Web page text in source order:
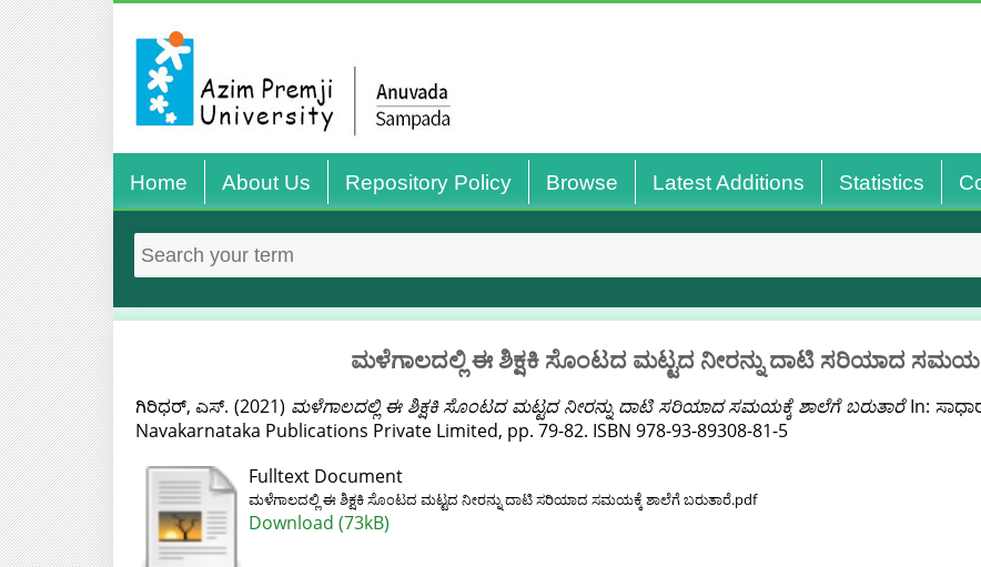
Home About Us Repository Policy Browse Latest Additions Statistics
ಮಳೆಗಾಲದಲ್ಲಿ ಈ ಶಿಕ್ಷಕಿ ಸೊಂಟದ ಮಟ್ಟದ ನೀರನ್ನು ದಾಟಿ ಸರಿಯಾದ
ಗಿರಿಧರ್, ಎಸ್. (2021) ಮಳೆಗಾಲದಲ್ಲಿ ಈ ಶಿಕ್ಷಕಿ ಸೊಂಟದ ಮಟ್ಟದ ನೀರನ್ನು ದಾಟಿ ಸರಿಯಾದ ಸಮಯಕ್ಕೆ ಶಾಲೆಗೆ ಬರುತಾರೆIn:
Navakarnataka Publications Private Limited, pp. 79-82. ISBN 978-93-89308-81-5
Fulltext Document
ಮಳೆಗಾಲದಲ್ಲಿ ಈ ಶಿಕ್ಷಕಿ ಸೊಂಟದ ಮಟ್ಟದ ನೀರನ್ನು ದಾಟಿ ಸರಿಯಾದ ಸಮಯಕ್ಕೆ ಶಾಲೆಗೆ ಬರುತಾರೆ.pdf
Download (73kB)